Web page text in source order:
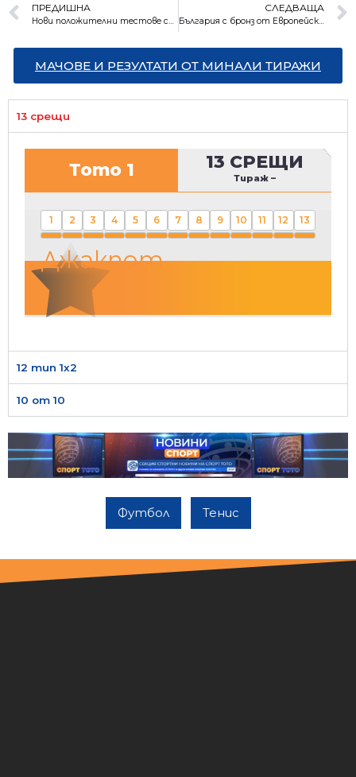
ПРЕДИШНА
Нови положителни тестове сред спортистите на Олимпиадата
СЛЕДВАЩА
България с бронз от Европейското по волейбол
МАЧОВЕ И РЕЗУЛТАТИ ОТ МИНАЛИ ТИРАЖИ
13 срещи
Тото 1 13 СРЕЩИ
Тираж –
1 2 3 4 5 6 7 8 9 10 11 12 13
Джакпот
12 тип 1х2
10 от 10
Футбол Тенис